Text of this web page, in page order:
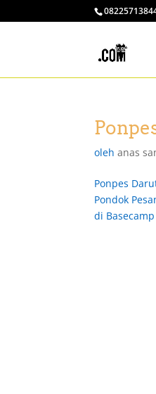
olehanas
Ponpes
Pondok
di